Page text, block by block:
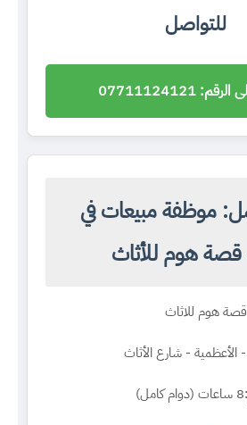
للتواصل
07711124121
موظفة مبيعات في
قصة هوم للأثاث
قصة هوم للاثاث
الأعظمية - شارع الأثاث
8 ساعات (دوام كامل)